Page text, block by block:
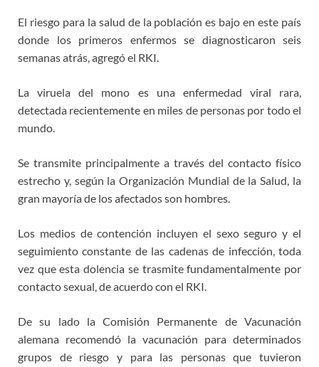
El riesgo para la salud de la población es bajo en este país
donde los primeros enfermos se diagnosticaron seis
semanas atrás, agregó el RKI.
La viruela del mono es una enfermedad viral rara,
detectada recientemente en miles de personas por todo el
mundo.
Se transmite principalmente a través del contacto físico
estrecho y, según la Organización Mundial de la Salud, la
gran mayoría de los afectados son hombres.
Los medios de contención incluyen el sexo seguro y el
seguimiento constante de las cadenas de infección, toda
vez que esta dolencia se trasmite fundamentalmente por
contacto sexual, de acuerdo con el RKI.
De su lado la Comisión Permanente de Vacunación
alemana recomendó la vacunación para determinados
grupos de riesgo y para las personas que tuvieron